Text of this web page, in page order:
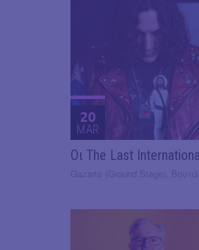
20
MAR
Οι The Last